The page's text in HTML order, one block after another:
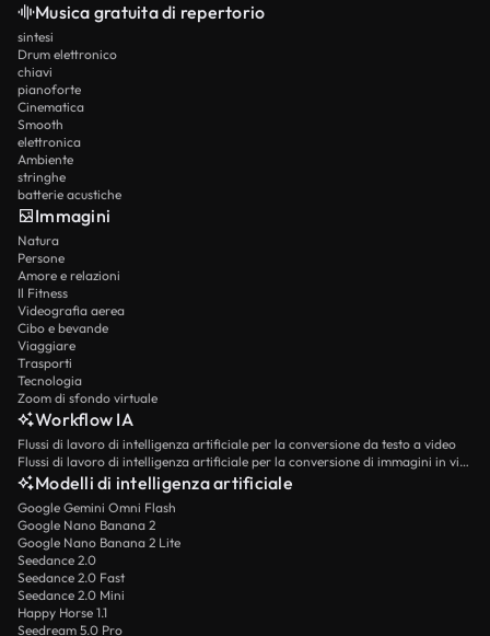
Musica gratuita di repertorio
sintesi
Drum elettronico
chiavi
pianoforte
Cinematica
Smooth
elettronica
Ambiente
stringhe
batterie acustiche
Immagini
Natura
Persone
Amore e relazioni
Il Fitness
Videografia aerea
Cibo e bevande
Viaggiare
Trasporti
Tecnologia
Zoom di sfondo virtuale
Workflow IA
Flussi di lavoro di intelligenza artificiale per la conversione da testo a video
Flussi di lavoro di intelligenza artificiale per la conversione di immagini in video
Modelli di intelligenza artificiale
Google Gemini Omni Flash
Google Nano Banana 2
Google Nano Banana 2 Lite
Seedance 2.0
Seedance 2.0 Fast
Seedance 2.0 Mini
Happy Horse 1.1
Seedream 5.0 Pro